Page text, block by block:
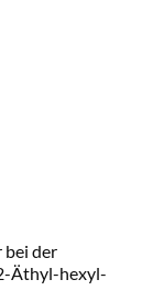
bei der
Äthyl-hexyl-